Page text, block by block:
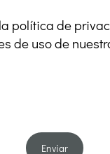
política de
de uso de